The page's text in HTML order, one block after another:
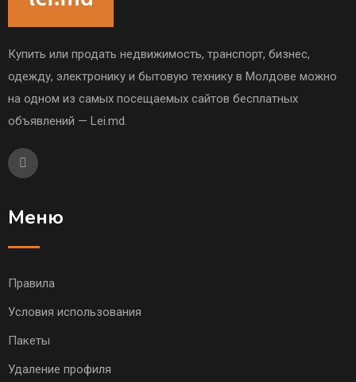
Купить или продать недвижимость, транспорт, бизнес,
одежду, электронику и бытовую технику в Молдове можно
на одном из самых посещаемых сайтов бесплатных
объявлений — Lei.md.
Меню
Правила
Условия использования
Пакеты
Удаление профиля